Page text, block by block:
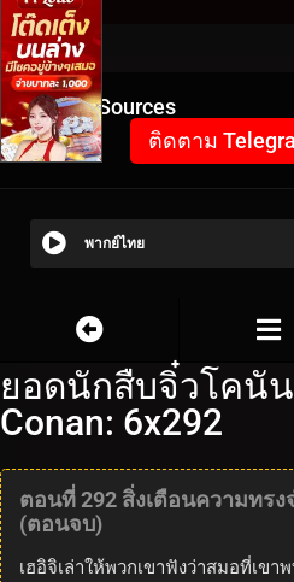
Video Sources
ติดตาม
พากย์ไทย
ยอดนักสืบจิ๋วโคนั
Conan: 6x292
ตอนที่ 292 สิ่งเตือนความทร
(ตอนจบ)
เฮอิจิเล่าให้พวกเขาฟังว่าสมอที่เข